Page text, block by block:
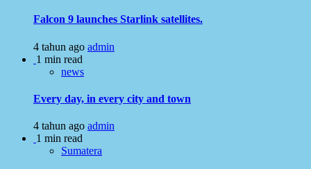
Falcon 9 launches Starlink satellites.
4 tahun ago admin
1 min read
news
Every day, in every city and town
4 tahun ago admin
1 min read
Sumatera